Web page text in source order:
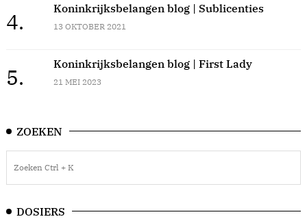
4.
Koninkrijksbelangen blog | Sublicenties
13 OKTOBER 2021
5.
Koninkrijksbelangen blog | First Lady
21 MEI 2023
ZOEKEN
DOSIERS